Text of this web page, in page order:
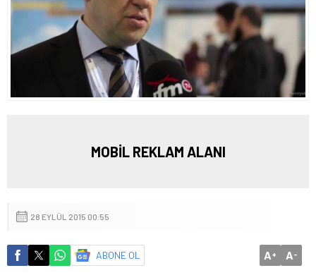
MOBİL REKLAM ALANI
28 EYLÜL 2015 00:55
ABONE OL A+ A-